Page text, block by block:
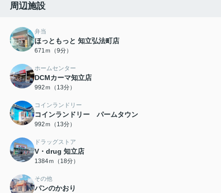
周辺施設
弁当
ほっともっと 知立弘法町店
671ｍ（9分）
ホームセンター
DCMカーマ知立店
992ｍ（13分）
コインランドリー
コインランドリー パームタウン
992ｍ（13分）
ドラッグストア
V・drug 知立店
1384ｍ（18分）
その他
パンのかおり